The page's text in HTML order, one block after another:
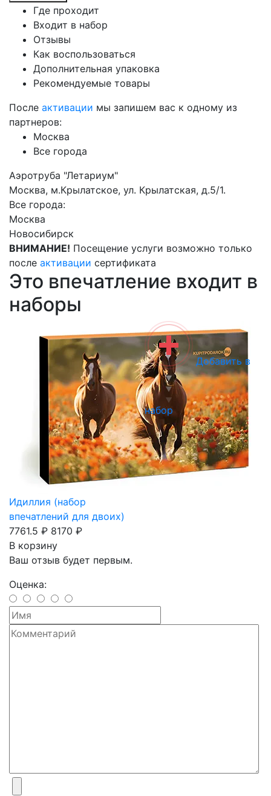
Где проходит
Входит в набор
Отзывы
Как воспользоваться
Дополнительная упаковка
Рекомендуемые товары
После активации мы запишем вас к одному из
партнеров:
Москва
Все города
Аэротруба "Летариум"
Москва, м.Крылатское, ул. Крылатская, д.5/1.
Все города:
Москва
Новосибирск
ВНИМАНИЕ! Посещение услуги возможно только
после активации сертификата
Это впечатление входит в
наборы
Идиллия (набор
впечатлений для двоих)
7761.5 ₽ 8170 ₽
В корзину
Добавить в
набор
Ваш отзыв будет первым.
Оценка: